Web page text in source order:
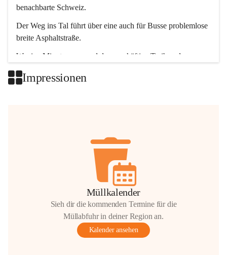
benachbarte Schweiz.
Der Weg ins Tal führt über eine auch für Busse problemlose
breite Asphaltstraße.
Wenige Minuten nur, und das geschäftige Treiben der
Impressionen
Müllkalender
Sieh dir die kommenden Termine für die
Müllabfuhr in deiner Region an.
Kalender ansehen